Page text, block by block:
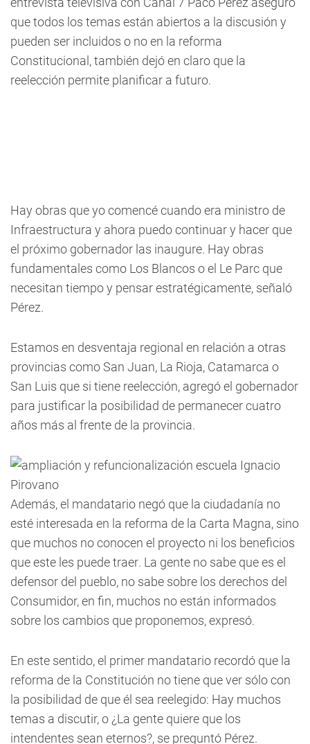
que todos los temas están abiertos a la discusión y
pueden ser incluidos o no en la reforma
Constitucional, también dejó en claro que la
reelección permite planificar a futuro.
Hay obras que yo comencé cuando era ministro de
Infraestructura y ahora puedo continuar y hacer que
el próximo gobernador las inaugure. Hay obras
fundamentales como Los Blancos o el Le Parc que
necesitan tiempo y pensar estratégicamente, señaló
Pérez.
Estamos en desventaja regional en relación a otras
provincias como San Juan, La Rioja, Catamarca o
San Luis que si tiene reelección, agregó el gobernador
para justificar la posibilidad de permanecer cuatro
años más al frente de la provincia.
Además, el mandatario negó que la ciudadanía no
esté interesada en la reforma de la Carta Magna, sino
que muchos no conocen el proyecto ni los beneficios
que este les puede traer. La gente no sabe que es el
defensor del pueblo, no sabe sobre los derechos del
Consumidor, en fin, muchos no están informados
sobre los cambios que proponemos, expresó.
En este sentido, el primer mandatario recordó que la
reforma de la Constitución no tiene que ver sólo con
la posibilidad de que él sea reelegido: Hay muchos
temas a discutir, o ¿La gente quiere que los
intendentes sean eternos?, se preguntó Pérez.